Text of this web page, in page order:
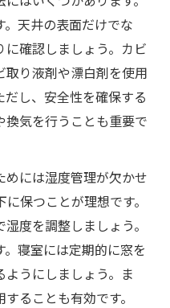
天井の表面だけでな
に確認しましょう。カビ
取り液剤や漂白剤を使用
し、安全性を確保する
換気を行うことも重要で
めには湿度管理が欠かせ
保つことが理想です。
度を調整しましょう。
寝室には定期的に窓を
うにしましょう。ま
ることも有効です。